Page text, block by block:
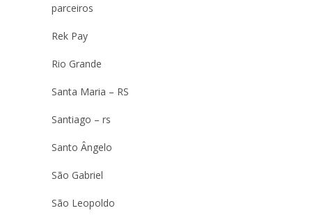
parceiros
Rek Pay
Rio Grande
Santa Maria – RS
Santiago – rs
Santo Ângelo
São Gabriel
São Leopoldo